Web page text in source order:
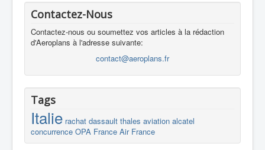
Contactez-Nous
Contactez-nous ou soumettez vos articles à la rédaction
d'Aeroplans à l'adresse suivante:
contact@aeroplans.fr
Tags
Italie rachat dassault thales aviation alcatel
concurrence OPA France Air France